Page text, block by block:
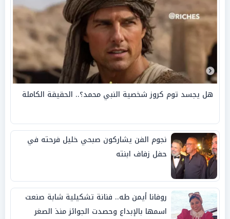
هل يجسد توم كروز شخصية النبي محمد؟.. الحقيقة الكاملة
نجوم الفن يشاركون صبحي خليل فرحته في
حفل زفاف ابنته
روفانا أيمن طه.. فنانة تشكيلية شابة صنعت
اسمها بالإبداع وحصدت الجوائز منذ الصغر